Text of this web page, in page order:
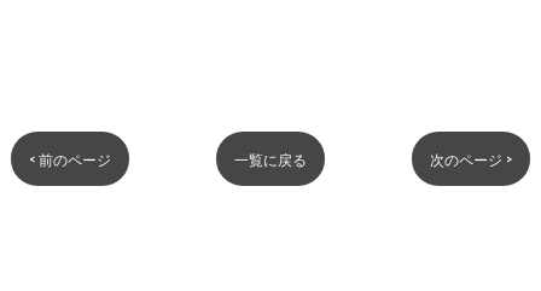
< 前のページ 一覧に戻る 次のページ >